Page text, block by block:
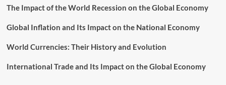
The Impact of the World Recession on the Global Economy
Global Inflation and Its Impact on the National Economy
World Currencies: Their History and Evolution
International Trade and Its Impact on the Global Economy